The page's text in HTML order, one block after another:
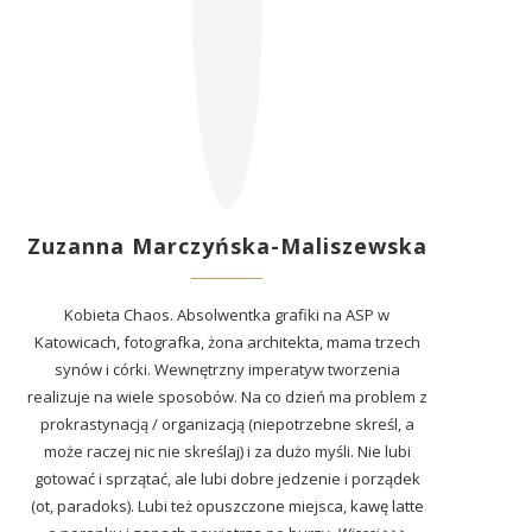
Zuzanna Marczyńska-Maliszewska
Kobieta Chaos. Absolwentka grafiki na ASP w
Katowicach, fotografka, żona architekta, mama trzech
synów i córki. Wewnętrzny imperatyw tworzenia
realizuje na wiele sposobów. Na co dzień ma problem z
prokrastynacją / organizacją (niepotrzebne skreśl, a
może raczej nic nie skreślaj) i za dużo myśli. Nie lubi
gotować i sprzątać, ale lubi dobre jedzenie i porządek
(ot, paradoks). Lubi też opuszczone miejsca, kawę latte